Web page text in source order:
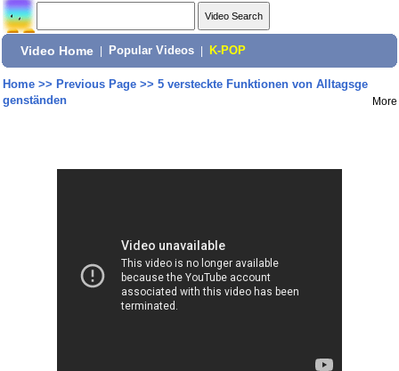
Video Home Popular Videos K-POP
Home>> Previous Page>> 5 versteckte Funktionen von Alltagsge
genständen
More